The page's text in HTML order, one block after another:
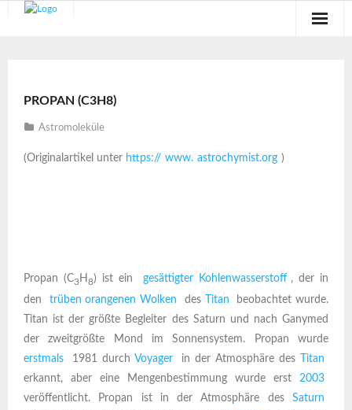
Verein
Blog
Kontakt
PROPAN (C3H8)
Astromoleküle
(Originalartikel unter https:// www. astrochymist.org )
Propan (C3H 8) ist eingesättigter Kohlenwasserstoff , der in
den trüben orangenen Wolken des Titan
beobachtet wurde.
Titan ist der größte Begleiter des Saturn und nach Ganymed
der zweitgrößte Mond im Sonnensystem. Propan wurde
erstmals
1981 durch Voyager in der Atmosphäre des
Titan
erkannt, aber eine Mengenbestimmung wurde erst 2003
veröffentlicht. Propan ist in der Atmosphäre des Saturn